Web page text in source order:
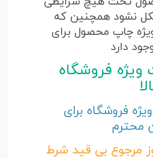
نشود همچنین که
چاپ محصول برای
دارد
ویژه فروشگاه
فروشگاه برای
محترم
مرجوع بی قید شرط